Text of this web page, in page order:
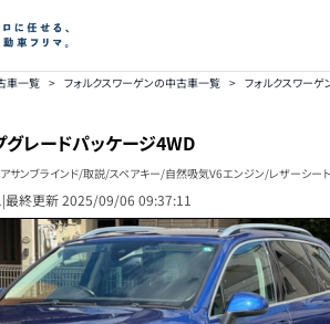
車一覧 > フォルクスワーゲンの中古車一覧 > フォルクスワー
グレードパッケージ4WD
サンブラインド/取説/スペアキー/自然吸気V6エンジン/レザーシー
|最終更新2025/09/06 09:37:11